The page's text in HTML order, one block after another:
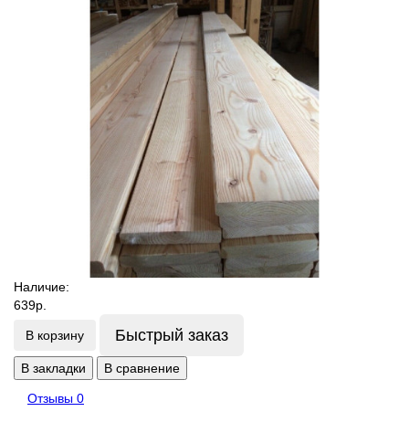
Наличие:
639р.
В корзину Быстрый заказ
В закладки В сравнение
Отзывы 0